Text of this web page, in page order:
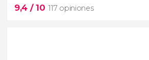
Riviera albanesa
9,4 / 10 117 opiniones